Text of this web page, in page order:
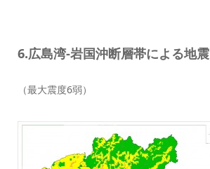
6.広島湾-岩国沖断層帯による地震
（最大震度6弱）